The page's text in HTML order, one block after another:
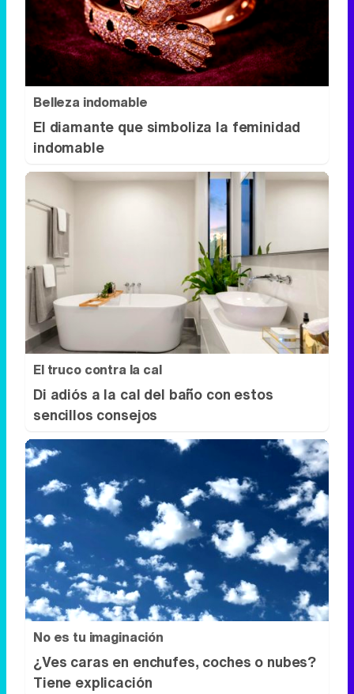
Belleza indomable
El diamante que simboliza la feminidad
indomable
El truco contra la cal
Di adiós a la cal del baño con estos
sencillos consejos
No es tu imaginación
¿Ves caras en enchufes, coches o nubes?
Tiene explicación